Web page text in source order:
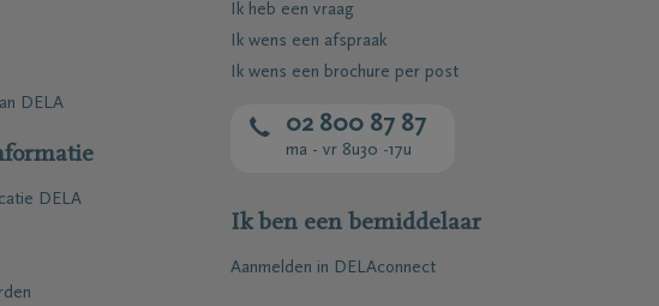
DELA
DELA
Ik heb een vraag
Ik wens een afspraak
Ik wens een brochure per post
02 800 87 87
ma - vr 8u30 -17u
Ik ben een bemiddelaar
Aanmelden in DELAconnect